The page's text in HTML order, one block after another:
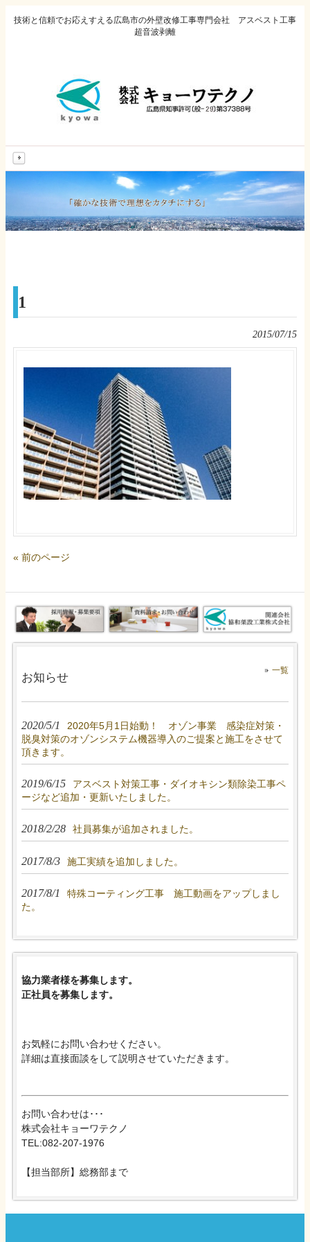
技術と信頼でお応えすえる広島市の外壁改修工事専門会社 アスベスト工事
超音波剥離
1
2015/07/15
« 前のページ
お知らせ
一覧
2020/5/1
2020年5月1日始動！ オゾン事業 感染症対策・
脱臭対策のオゾンシステム機器導入のご提案と施工をさせて
頂きます。
2019/6/15
アスベスト対策工事・ダイオキシン類除染工事ペ
ージなど追加・更新いたしました。
2018/2/28 社員募集が追加されました。
2017/8/3 施工実績を追加しました。
2017/8/1
特殊コーティング工事 施工動画をアップしまし
た。
協力業者様を募集します。
正社員を募集します。
お気軽にお問い合わせください。
詳細は直接面談をして説明させていただきます。
お問い合わせは･･･
株式会社キョーワテクノ
TEL:082-207-1976
【担当部所】総務部まで